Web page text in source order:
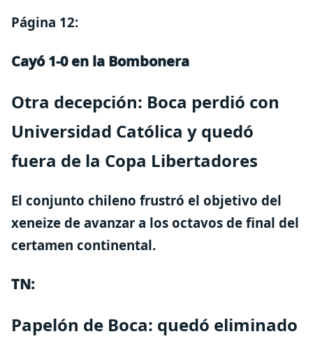
Página 12:
Cayó 1-0 en la Bombonera
Otra decepción: Boca perdió con
Universidad Católica y quedó
fuera de la Copa Libertadores
El conjunto chileno frustró el objetivo del
xeneize de avanzar a los octavos de final del
certamen continental.
TN:
Papelón de Boca: quedó eliminado